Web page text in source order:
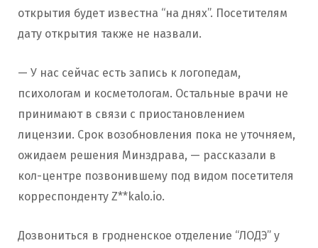
открытия будет известна “на днях”. Посетителям
дату открытия также не назвали.
— У нас сейчас есть запись к логопедам,
психологам и косметологам. Остальные врачи не
принимают в связи с приостановлением
лицензии. Срок возобновления пока не уточняем,
ожидаем решения Минздрава, — рассказали в
кол-центре позвонившему под видом посетителя
корреспонденту Z**kalo.io.
Дозвониться в гродненское отделение “ЛОДЭ” у